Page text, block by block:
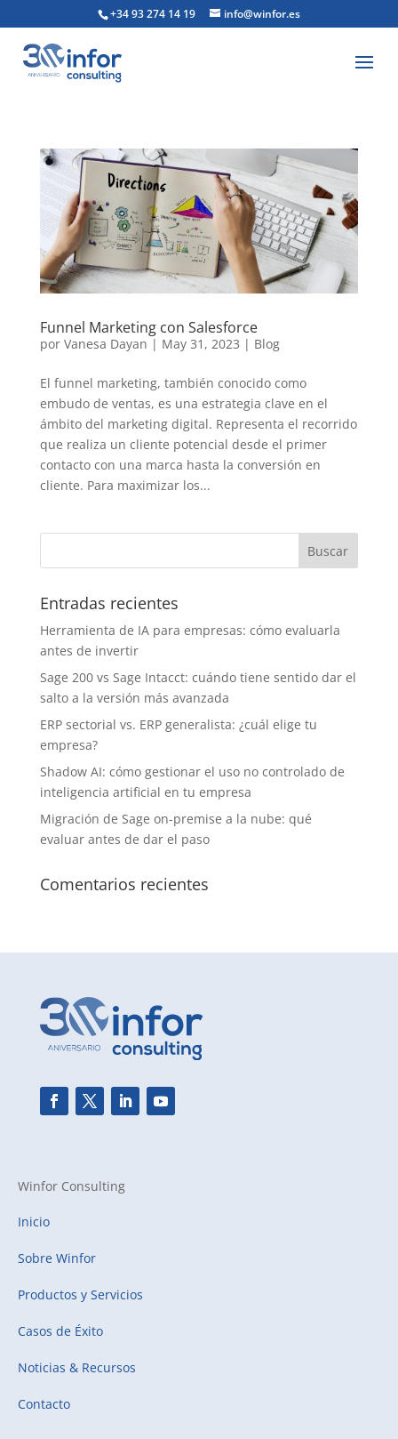
+34 93 274 14 19 info@winfor.es
Funnel Marketing con Salesforce
por Vanesa Dayan | May 31, 2023 | Blog
El funnel marketing, también conocido como
embudo de ventas, es una estrategia clave en el
ámbito del marketing digital. Representa el recorrido
que realiza un cliente potencial desde el primer
contacto con una marca hasta la conversión en
cliente. Para maximizar los...
Entradas recientes
Herramienta de IA para empresas: cómo evaluarla
antes de invertir
Sage 200 vs Sage Intacct: cuándo tiene sentido dar el
salto a la versión más avanzada
ERP sectorial vs. ERP generalista: ¿cuál elige tu
empresa?
Shadow AI: cómo gestionar el uso no controlado de
inteligencia artificial en tu empresa
Migración de Sage on-premise a la nube: qué
evaluar antes de dar el paso
Comentarios recientes
Winfor Consulting
Inicio
Sobre Winfor
Productos y Servicios
Casos de Éxito
Noticias & Recursos
Contacto